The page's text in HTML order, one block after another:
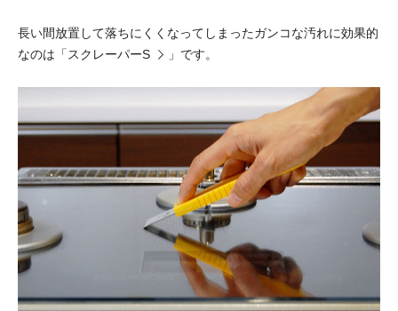
長い間放置して落ちにくくなってしまったガンコな汚れに効果的
なのは「スクレーパーS 」です。